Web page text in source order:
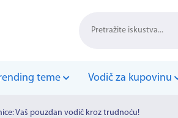
teme Vodič za kupovinu
Vaš pouzdan vodič kroz trudnoću!